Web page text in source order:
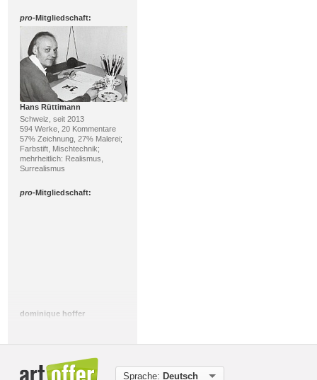
pro-Mitgliedschaft:
Hans Rüttimann
Schweiz, seit 2013
594 Werke, 20 Kommentare
57% Zeichnung, 27% Malerei;
Farbstift, Mischtechnik;
mehrheitlich: Realismus,
Surrealismus
pro-Mitgliedschaft:
dominique hoffer
Postsurrealismus
Sprache: Deutsch